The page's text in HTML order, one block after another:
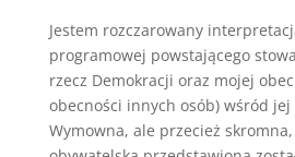
Jestem rozczarowany
programowej powstającego
rzecz Demokracji oraz mojej
obecności innych osób) wśród
Wymowna, ale przecież